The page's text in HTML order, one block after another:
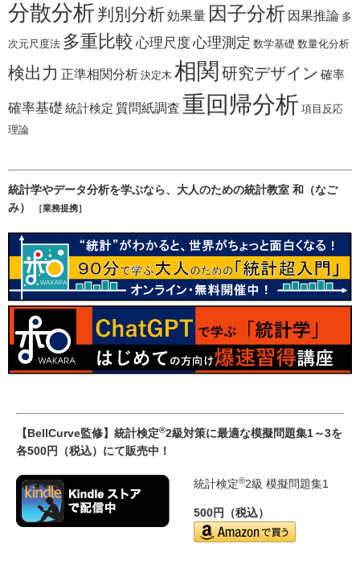
分散分析 判別分析効果量 因子分析 因果推論 多
次元尺度法 多重比較 心理尺度心理測定 数学基礎 数量化分析
検出力 正準相関分析 決定木 相関 研究デザイン 確率
確率基礎 統計検定 質問紙調査 重回帰分析 項目反応
理論
統計学やデータ分析を学ぶなら、大人のための統計教室 和（なご
み）
［業務提携］
【BellCurve監修】統計検定®2級対策に最適な模擬問題集1～3を
各500円（税込）にて販売中！
統計検定®2級 模擬問題集1
500円（税込）